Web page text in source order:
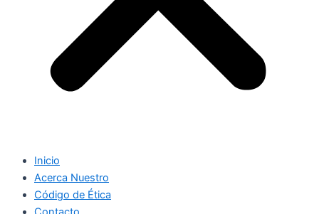
Inicio
Acerca Nuestro
Código de Ética